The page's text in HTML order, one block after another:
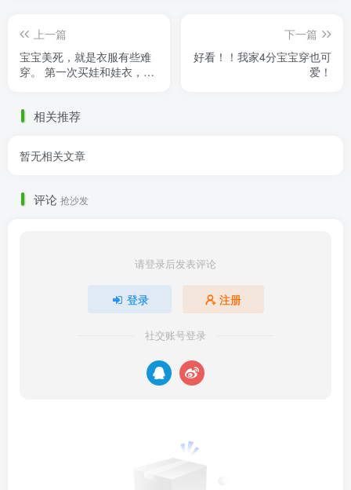
上一篇
宝宝美死，就是衣服有些难
穿。 第一次买娃和娃衣，还
下一篇
好看！！我家4分宝宝穿也可
爱！
相关推荐
暂无相关文章
评论 抢沙发
请登录后发表评论
登录 注册
社交账号登录